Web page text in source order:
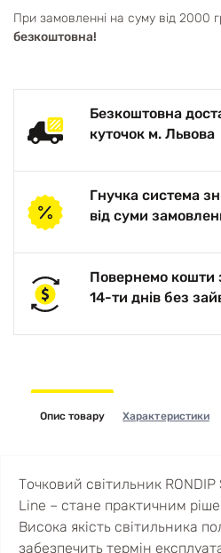
При замовленні на суму від 2000
безкоштовна!
Безкоштовна
куточок м. Львова
Гнучка система
від суми
Повернемо кошти
14-ти днів без
Опис товару Характеристики
Точковий світильник RONDIP
Line – стане практичним
Висока якість світильника
забезпечить термін